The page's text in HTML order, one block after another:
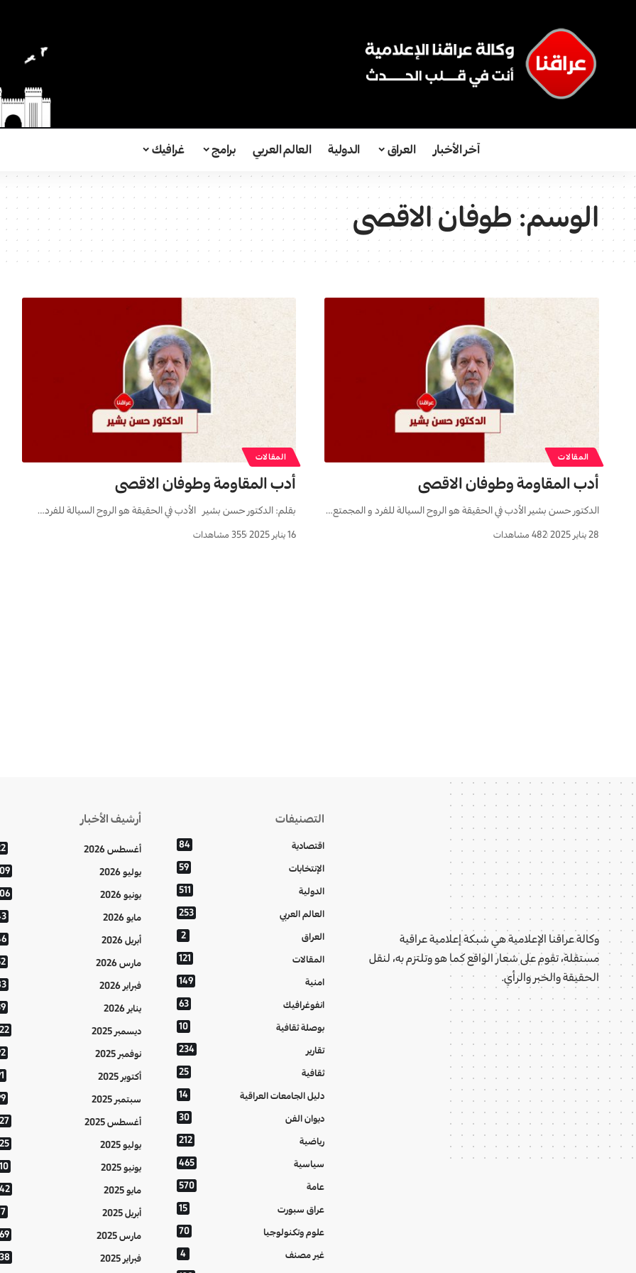
آخر الأخبار العراق الدولية العالم العربي برامج غرافيك
الوسم:طوفان الاقصى
المقالات
أدب المقاومة وطوفان الاقصى
الدکتور حسن بشیر الأدب في الحقیقة هو الروح السیالة للفرد و المجمتع…
28 يناير 2025 482 مشاهدات
المقالات
أدب المقاومة وطوفان الاقصى
بقلم: الدکتور حسن بشیر الأدب في الحقیقة هو الروح السیالة للفرد…
16 يناير 2025 355 مشاهدات
وكالة عراقنا الإعلامية هي شبكة إعلامية عراقية
مستقلة، تقوم على شعار الواقع كما هو وتلتزم به، لنقل
الحقيقة والخبر والرأي.
التصنيفات
اقتصادية 84
الإنتخابات 59
الدولية 511
العالم العربي 253
العراق 2
المقالات 121
امنية 149
انفوغرافيك 63
بوصلة ثقافية 10
تقارير 234
ثقافية 25
دليل الجامعات العراقية 14
ديوان الفن 30
رياضية 212
سياسية 465
عامة 570
عراق سبورت 15
علوم وتكنولوجيا 70
غير مصنف 4
أرشيف الأخبار
أغسطس 2026
يوليو 2026
يونيو 2026
مايو 2026
أبريل 2026
مارس 2026
فبراير 2026
يناير 2026
ديسمبر 2025
نوفمبر 2025
أكتوبر 2025
سبتمبر 2025
أغسطس 2025
يوليو 2025
يونيو 2025
مايو 2025
أبريل 2025
مارس 2025
فبراير 2025